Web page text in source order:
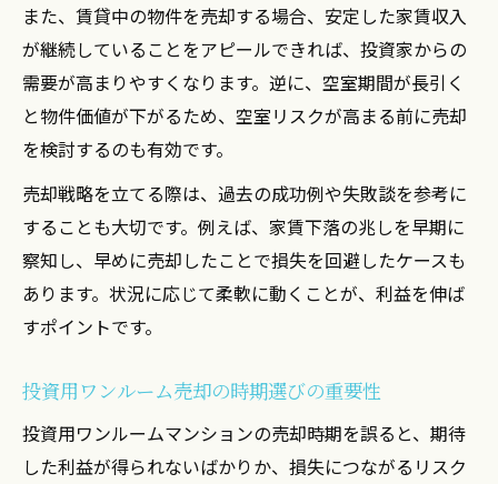
また、賃貸中の物件を売却する場合、安定した家賃収入
が継続していることをアピールできれば、投資家からの
需要が高まりやすくなります。逆に、空室期間が長引く
と物件価値が下がるため、空室リスクが高まる前に売却
を検討するのも有効です。
売却戦略を立てる際は、過去の成功例や失敗談を参考に
することも大切です。例えば、家賃下落の兆しを早期に
察知し、早めに売却したことで損失を回避したケースも
あります。状況に応じて柔軟に動くことが、利益を伸ば
すポイントです。
投資用ワンルーム売却の時期選びの重要性
投資用ワンルームマンションの売却時期を誤ると、期待
した利益が得られないばかりか、損失につながるリスク